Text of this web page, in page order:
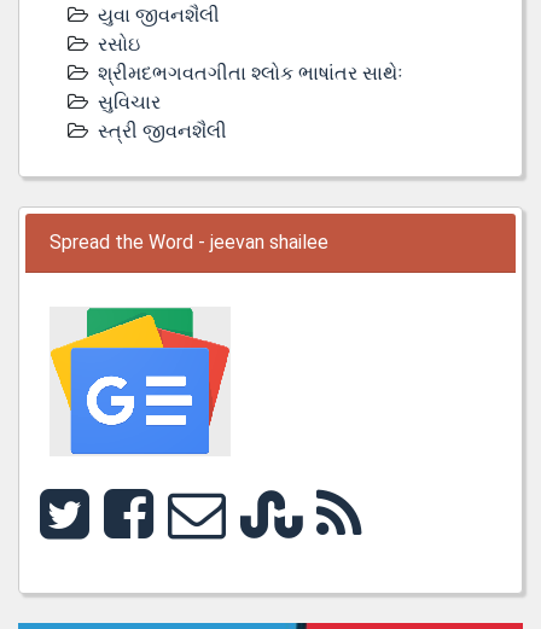
યુવા જીવનશૈલી
રસોઇ
શ્રીમદભગવતગીતા શ્લોક ભાષાંતર સાથેઃ
સુવિચાર
સ્ત્રી જીવનશૈલી
Spread the Word - jeevan shailee